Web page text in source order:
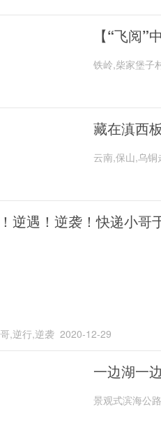
【“飞阅
铁岭,柴家堡子
藏在滇西
云南,保山,乌铜
逆遇！逆袭！快递小哥
,逆行,逆袭 2020-12-29
一边湖一
景观式滨海公